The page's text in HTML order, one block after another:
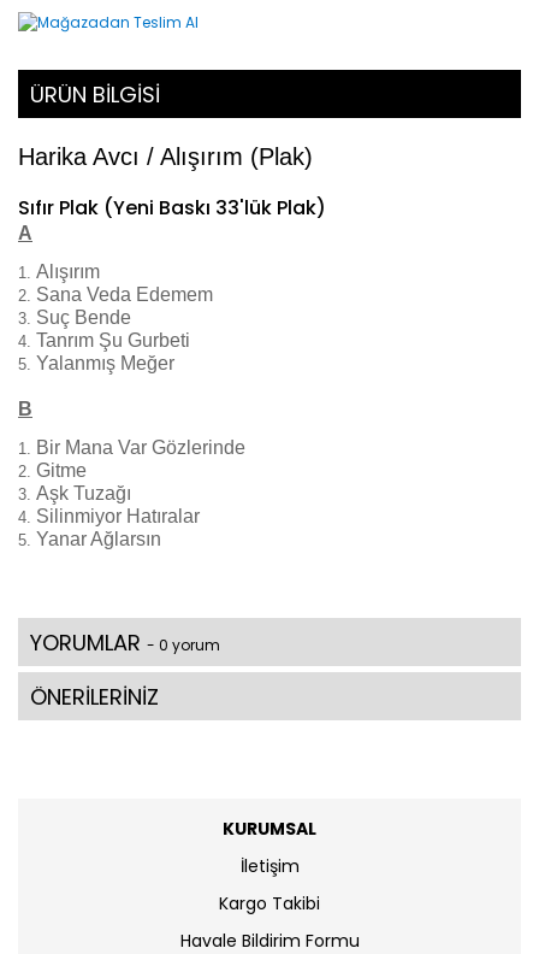
ÜRÜN BİLGİSİ
Harika Avcı / Alışırım (Plak)
Sıfır Plak (Yeni Baskı 33'lük Plak)
A
Alışırım
Sana Veda Edemem
Suç Bende
Tanrım Şu Gurbeti
Yalanmış Meğer
B
Bir Mana Var Gözlerinde
Gitme
Aşk Tuzağı
Silinmiyor Hatıralar
Yanar Ağlarsın
YORUMLAR - 0 yorum
ÖNERİLERİNİZ
KURUMSAL
İletişim
Kargo Takibi
Havale Bildirim Formu